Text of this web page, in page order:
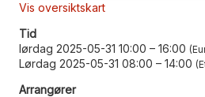
Vis oversiktskart
Tid
lørdag 2025-05-31 10:00 – 16:00
Lørdag 2025-05-31 08:00 – 14:00
Arrangører